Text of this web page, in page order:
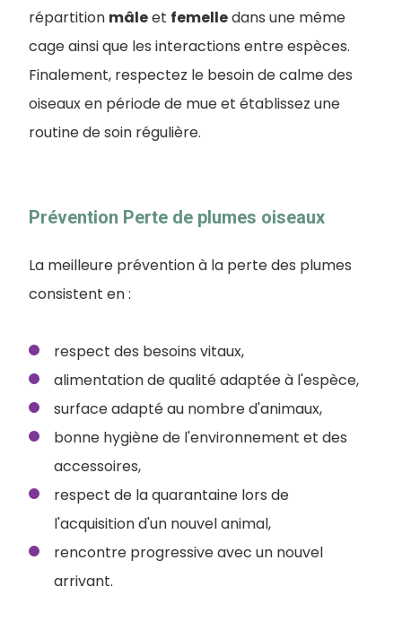
répartition mâleet femelledans une même
cage ainsi que les interactions entre espèces.
Finalement, respectez le besoin de calme des
oiseaux en période de mue et établissez une
routine de soin régulière.
Prévention Perte de plumes oiseaux
La meilleure prévention à la perte des plumes
consistent en :
respect des besoins vitaux,
alimentation de qualité adaptée à l'espèce,
surface adapté au nombre d'animaux,
bonne hygiène de l'environnement et des
accessoires,
respect de la quarantaine lors de
l'acquisition d'un nouvel animal,
rencontre progressive avec un nouvel
arrivant.